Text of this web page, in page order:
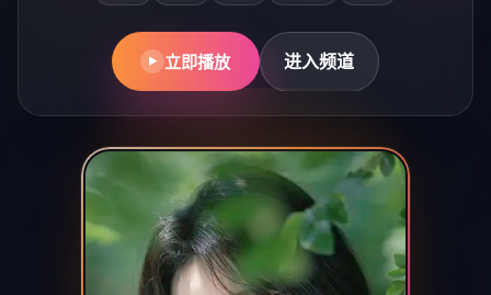
▶ 立即播放 进入频道
▶ 立即播放 进入频道
▶ 立即播放 进入频道
▶ 立即播放 进入频道
▶ 立即播放 进入频道